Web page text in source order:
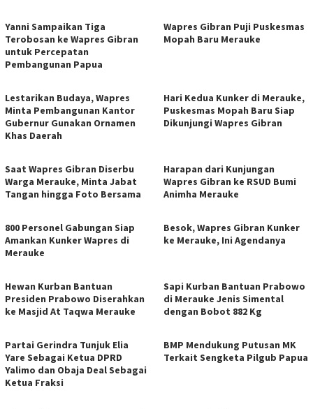
Yanni Sampaikan Tiga
Terobosan ke Wapres Gibran
untuk Percepatan
Pembangunan Papua
Wapres Gibran Puji Puskesmas
Mopah Baru Merauke
Lestarikan Budaya, Wapres
Minta Pembangunan Kantor
Gubernur Gunakan Ornamen
Khas Daerah
Hari Kedua Kunker di Merauke,
Puskesmas Mopah Baru Siap
Dikunjungi Wapres Gibran
Saat Wapres Gibran Diserbu
Warga Merauke, Minta Jabat
Tangan hingga Foto Bersama
Harapan dari Kunjungan
Wapres Gibran ke RSUD Bumi
Animha Merauke
800 Personel Gabungan Siap
Amankan Kunker Wapres di
Merauke
Besok, Wapres Gibran Kunker
ke Merauke, Ini Agendanya
Hewan Kurban Bantuan
Presiden Prabowo Diserahkan
ke Masjid At Taqwa Merauke
Sapi Kurban Bantuan Prabowo
di Merauke Jenis Simental
dengan Bobot 882 Kg
Partai Gerindra Tunjuk Elia
Yare Sebagai Ketua DPRD
Yalimo dan Obaja Deal Sebagai
Ketua Fraksi
BMP Mendukung Putusan MK
Terkait Sengketa Pilgub Papua